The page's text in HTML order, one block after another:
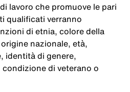
lavoro che promuove le pari
qualificati verranno
di etnia, colore della
nazionale, età,
identità di genere,
di veterano o